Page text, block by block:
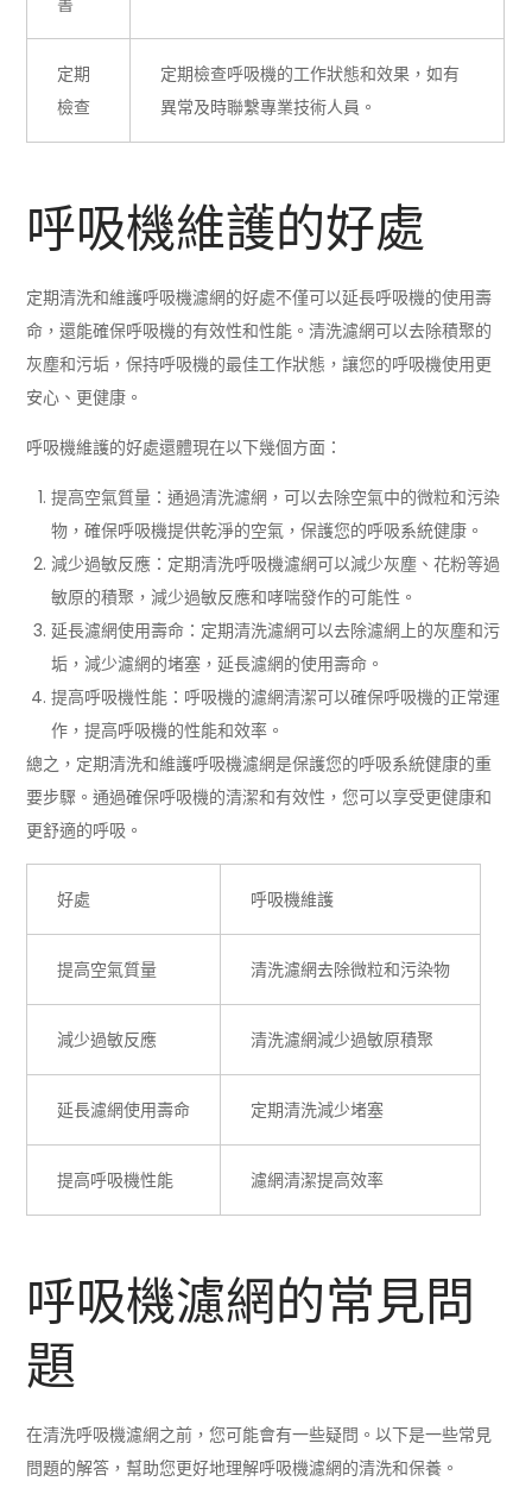
定期
檢查
定期檢查呼吸機的工作狀態和效果，如有
異常及時聯繫專業技術人員。
呼吸機維護的好處
定期清洗和維護呼吸機濾網的好處不僅可以延長呼吸機的使用壽
命，還能確保呼吸機的有效性和性能。清洗濾網可以去除積聚的
灰塵和污垢，保持呼吸機的最佳工作狀態，讓您的呼吸機使用更
安心、更健康。
呼吸機維護的好處還體現在以下幾個方面：
提高空氣質量：通過清洗濾網，可以去除空氣中的微粒和污染
物，確保呼吸機提供乾淨的空氣，保護您的呼吸系統健康。
減少過敏反應：定期清洗呼吸機濾網可以減少灰塵、花粉等過
敏原的積聚，減少過敏反應和哮喘發作的可能性。
延長濾網使用壽命：定期清洗濾網可以去除濾網上的灰塵和污
垢，減少濾網的堵塞，延長濾網的使用壽命。
提高呼吸機性能：呼吸機的濾網清潔可以確保呼吸機的正常運
作，提高呼吸機的性能和效率。
總之，定期清洗和維護呼吸機濾網是保護您的呼吸系統健康的重
要步驟。通過確保呼吸機的清潔和有效性，您可以享受更健康和
更舒適的呼吸。
好處 呼吸機維護
提高空氣質量 清洗濾網去除微粒和污染物
減少過敏反應 清洗濾網減少過敏原積聚
延長濾網使用壽命 定期清洗減少堵塞
提高呼吸機性能 濾網清潔提高效率
呼吸機濾網的常見問
題
在清洗呼吸機濾網之前，您可能會有一些疑問。以下是一些常見
問題的解答，幫助您更好地理解呼吸機濾網的清洗和保養。